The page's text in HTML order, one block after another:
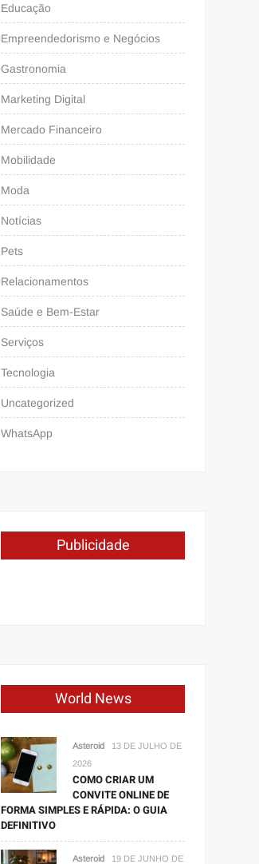
Educação
Empreendedorismo e Negócios
Gastronomia
Marketing Digital
Mercado Financeiro
Mobilidade
Moda
Notícias
Pets
Relacionamentos
Saúde e Bem-Estar
Serviços
Tecnologia
Uncategorized
WhatsApp
Publicidade
World News
Asteroid
13 DE JULHO DE
2026
COMO CRIAR UM
CONVITE ONLINE DE
FORMA SIMPLES E RÁPIDA: O GUIA
DEFINITIVO
Asteroid
19 DE JUNHO DE